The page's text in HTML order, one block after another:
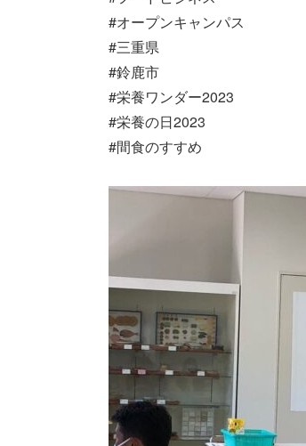
#オープンキャンパス
#三重県
#鈴鹿市
#栄養ワンダー2023
#栄養の日2023
#間食のすすめ